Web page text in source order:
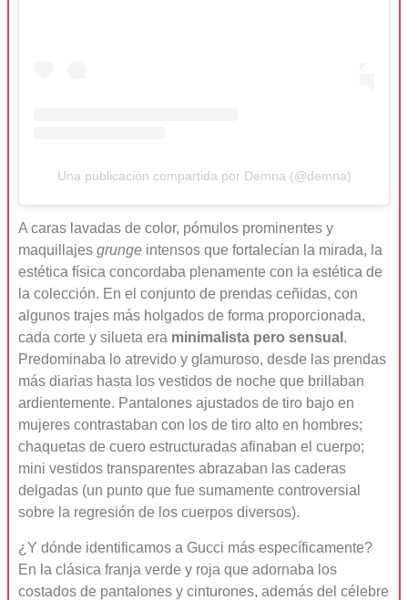
Una publicación compartida por Demna (@demna)
A caras lavadas de color, pómulos prominentes y
maquillajes grunge intensos que fortalecían la mirada, la
estética física concordaba plenamente con la estética de
la colección. En el conjunto de prendas ceñidas, con
algunos trajes más holgados de forma proporcionada,
cada corte y silueta era minimalista pero sensual .
Predominaba lo atrevido y glamuroso, desde las prendas
más diarias hasta los vestidos de noche que brillaban
ardientemente. Pantalones ajustados de tiro bajo en
mujeres contrastaban con los de tiro alto en hombres;
chaquetas de cuero estructuradas afinaban el cuerpo;
mini vestidos transparentes abrazaban las caderas
delgadas (un punto que fue sumamente controversial
sobre la regresión de los cuerpos diversos).
¿Y dónde identificamos a Gucci más específicamente?
En la clásica franja verde y roja que adornaba los
costados de pantalones y cinturones, además del célebre